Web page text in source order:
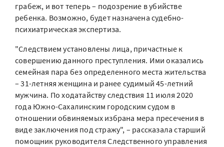
грабеж, и вот теперь – подозрение в убийстве
ребенка. Возможно, будет назначена судебно-
психиатрическая экспертиза.
"Следствием установлены лица, причастные к
совершению данного преступления. Ими оказались
семейная пара без определенного места жительства
– 31-летняя женщина и ранее судимый 45-летний
мужчина. По ходатайству следствия 11 июля 2020
года Южно-Сахалинским городским судом в
отношении обвиняемых избрана мера пресечения в
виде заключения под стражу", – рассказала старший
помощник руководителя Следственного управления